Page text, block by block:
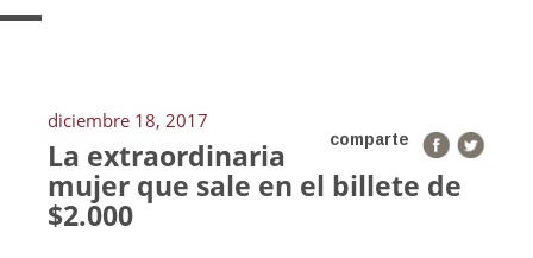
diciembre 18, 2017
comparte
La extraordinaria
mujer que sale en el billete de
$2.000